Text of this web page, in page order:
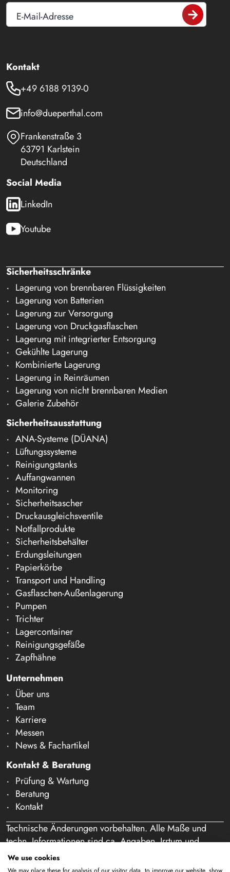
E-Mail-Adresse
Kontakt
+49 6188 9139-0
info@dueperthal.com
Frankenstraße 3
63791 Karlstein
Deutschland
Social Media
LinkedIn
Youtube
Sicherheitsschränke
Lagerung von brennbaren Flüssigkeiten
Lagerung von Batterien
Lagerung zur Versorgung
Lagerung von Druckgasflaschen
Lagerung mit integrierter Entsorgung
Gekühlte Lagerung
Kombinierte Lagerung
Lagerung in Reinräumen
Lagerung von nicht brennbaren Medien
Galerie Zubehör
Sicherheitsausstattung
ANA-Systeme (DÜANA)
Lüftungssysteme
Reinigungstanks
Auffangwannen
Monitoring
Sicherheitsascher
Druckausgleichsventile
Notfallprodukte
Sicherheitsbehälter
Erdungsleitungen
Papierkörbe
Transport und Handling
Gasflaschen-Außenlagerung
Pumpen
Trichter
Lagercontainer
Reinigungsgefäße
Zapfhähne
Unternehmen
Über uns
Team
Karriere
Messen
News & Fachartikel
Kontakt & Beratung
Prüfung & Wartung
Beratung
Kontakt
Technische Änderungen vorbehalten. Alle Maße und
techn. Informationen sind ca. Angaben. Irrtum und
Schreibfehler vorbehalten. Unser Angebot richtet sich
ausschließlich an Gewerbetreibende im Sinne des § 14
We use cookies